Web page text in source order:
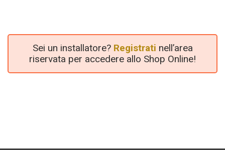
Sei un installatore? Registrati nell’area
riservata per accedere allo Shop Online!